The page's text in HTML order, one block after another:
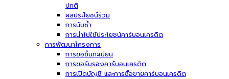
ปกติ
ผลประโยชน์ร่วม
การนับซ้ำ
การนำไปใช้ประโยชน์คาร์บอนเครดิต
การพัฒนาโครงการ
การขอขึ้นทะเบียน
การขอรับรองคาร์บอนเครดิต
การเปิดบัญชี และการซื้อขายคาร์บอนเครดิต